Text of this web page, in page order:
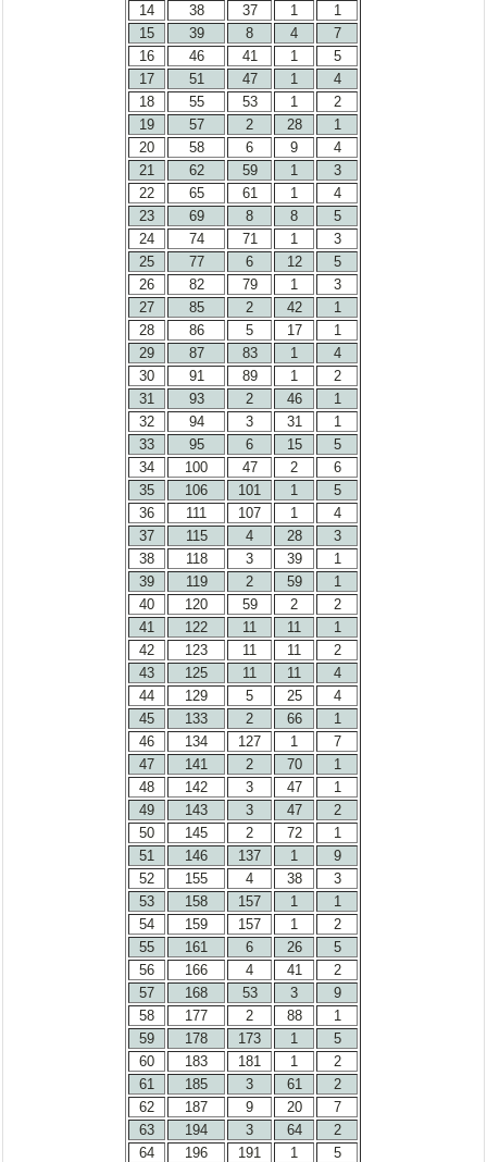
14
38 37 1
1
15
39 8 4
7
16
46 41 1
5
17
51 47 1
4
18
55 53 1
2
19
57 2 28
1
20
58 6 9
4
21
62 59 1
3
22
65 61 1
4
23
69 8 8
5
24
74 71 1
3
25
77 6 12
5
26
82 79 1
3
27
85 2 42
1
28
86 5 17
1
29
87 83 1
4
30
91 89 1
2
31
93 2 46
1
32
94 3 31
1
33
95 6 15
5
34
100 47 2
6
35
106 101 1
5
36
111 107 1
4
37
115 4 28
3
38
118 3 39
1
39
119 2 59
1
40
120 59 2
2
41
122 11 11
1
42
123 11 11
2
43
125 11 11
4
44
129 5 25
4
45
133 2 66
1
46
134 127 1
7
47
141 2 70
1
48
142 3 47
1
49
143 3 47
2
50
145 2 72
1
51
146 137 1
9
52
155 4 38
3
53
158 157 1
1
54
159 157 1
2
55
161 6 26
5
56
166 4 41
2
57
168 53 3
9
58
177 2 88
1
59
178 173 1
5
60
183 181 1
2
61
185 3 61
2
62
187 9 20
7
63
194 3 64
2
64
196 191 1
5